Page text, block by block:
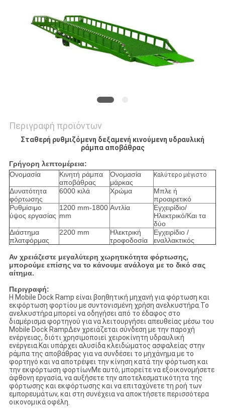
ΑΠΟΡΡΉΤΟΥ
Περιγραφή προϊόντων
Σταθερή ρυθμιζόμενη δεξαμενή κινούμενη υδραυλική
ράμπα αποβάθρας
Γρήγορη λεπτομέρεια:
Ονομασία
Κινητή ράμπα
αποβάθρας
Ονομασία
μάρκας
Καλύτερο μέγιστο
Δυνατότητα
φόρτωσης
6000 κιλά Χρώμα
Μπλε ή
προαιρετικό
Ρυθμίσιμο
ύψος εργασίας
1200 mm-1800
mm
Αντλία
Εγχειρίδιο/
Ηλεκτρικό/Και τα
δύο
Διάστημα
πλατφόρμας
2200 mm
Ηλεκτρική
τροφοδοσία
Εγχειρίδιο /
εναλλακτικός
Αν χρειάζεστε μεγαλύτερη χωρητικότητα φόρτωσης,
μπορούμε επίσης να το κάνουμε ανάλογα με το δικό σας
αίτημα.
Περιγραφή:
Η Mobile Dock Ramp είναι βοηθητική μηχανή για φόρτωση και
εκφόρτωση φορτίου με συντονισμένη χρήση ανελκυστήρα.Το
ανελκυστήρα μπορεί να οδηγήσει από το έδαφος στο
διαμέρισμα φορτηγού για να λειτουργήσει απευθείας μέσω του
Mobile Dock RampΔεν χρειάζεται σύνδεση με την παροχή
ενέργειας, διότι χρησιμοποιεί χειροκίνητη υδραυλική
ενέργεια.Και υπάρχει αλυσίδα κλειδώματος ασφαλείας στην
ράμπα της αποβάθρας για να συνδέσει το μηχάνημα με το
φορτηγό και να αποτρέψει την κίνηση κατά την φόρτωση και
την εκφόρτωση φορτίωνΜε αυτό, μπορείτε να εξοικονομήσετε
άφθονη εργασία, να αυξήσετε την αποτελεσματικότητα της
φόρτωσης και εκφόρτωσης και να επιταχύνετε τη ροή των
εμπορευμάτων, και στη συνέχεια να αποκτήσετε περισσότερα
οικονομικά οφέλη.